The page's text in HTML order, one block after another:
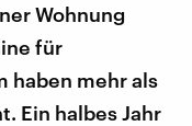
Wohnung
für
haben mehr als
Ein halbes Jahr